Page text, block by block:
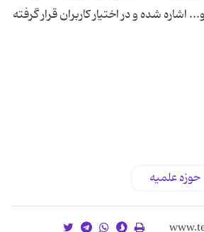
شده و در اختیار کاربران قرار گرفته
حوزه علميه